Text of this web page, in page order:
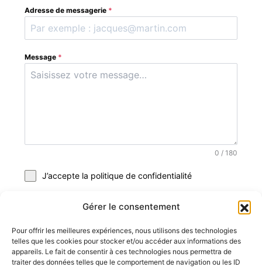
Gérer le consentement
Pour offrir les meilleures expériences, nous utilisons des technologies
telles que les cookies pour stocker et/ou accéder aux informations des
appareils. Le fait de consentir à ces technologies nous permettra de
traiter des données telles que le comportement de navigation ou les ID
Adresse de messagerie *
Message *
0 / 180
J’accepte la politique de confidentialité
Envoyer mon message